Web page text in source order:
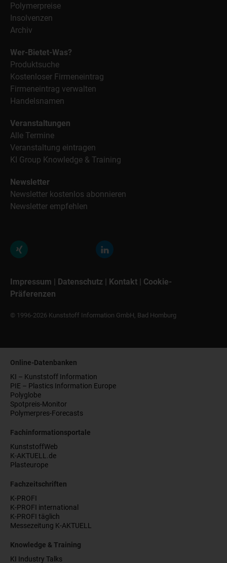
Polymerpreise
Insolvenzen
Archiv
Wer-Bietet-Was?
Produktsuche
Kostenloser Firmeneintrag
Firmeneintrag verwalten
Handelsnamen
Veranstaltungen
Alle Termine
Veranstaltung eintragen
KI Group Knowledge & Training
Newsletter
Newsletter kostenlos abonnieren
Newsletter empfehlen
Impressum | Datenschutz | Kontakt | Cookie-
Präferenzen
© 1996-2026 Kunststoff Information GmbH, Bad Homburg
Online-Datenbanken
KI – Kunststoff Information
PIE – Plastics Information Europe
Polyglobe
Spotpreis-Monitor
Polymerpres-Forecasts
Fachinformationsportale
KunststoffWeb
K-AKTUELL.de
Plasteurope
Fachzeitschriften
K-PROFI
K-PROFI international
K-PROFI täglich
Messezeitung K-AKTUELL
Knowledge & Training
KI Industry Talks